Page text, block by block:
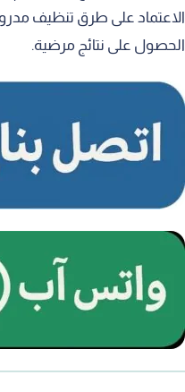
الاعتماد على طرق تنظيف
الحصول على نتائج مرضية.